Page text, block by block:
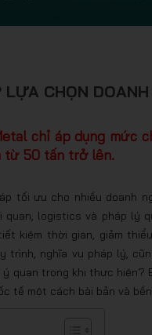
CHỌN
chỉ áp dụng mức
từ 50 tấn trở lên.
tối ưu cho nhiều doanh
logistics và pháp lý
kiệm thời gian, giảm
trình, nghĩa vụ pháp lý,
quan trọng khi thực
tế một cách bài bản và